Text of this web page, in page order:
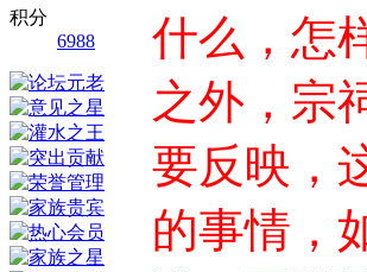
积分
6988
什么，怎
之外，宗
要反映，
的事情，